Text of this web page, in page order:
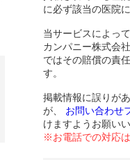
に必ず該当の医院
当サービスによっ
カンパニー株式会
ではその賠償の責
す。
掲載情報に誤りが
が、
お問い合わせ
けますようお願い
※お電話での対応